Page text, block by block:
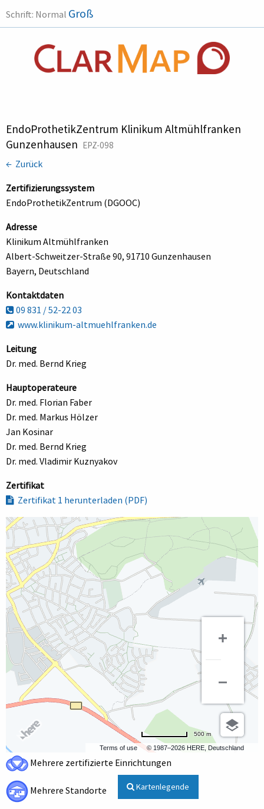
Schrift: Normal Groß
EndoProthetikZentrum Klinikum Altmühlfranken
Gunzenhausen EPZ-098
← Zurück
Zertifizierungssystem
EndoProthetikZentrum (DGOOC)
Adresse
Klinikum Altmühlfranken
Albert-Schweitzer-Straße 90, 91710 Gunzenhausen
Bayern, Deutschland
Kontaktdaten
09 831 / 52-22 03
www.klinikum-altmuehlfranken.de
Leitung
Dr. med. Bernd Krieg
Hauptoperateure
Dr. med. Florian Faber
Dr. med. Markus Hölzer
Jan Kosinar
Dr. med. Bernd Krieg
Dr. med. Vladimir Kuznyakov
Zertifikat
Zertifikat 1 herunterladen (PDF)
Terms of use © 1987–2026 HERE, Deutschland
500 m
Mehrere zertifizierte Einrichtungen
Mehrere Standorte Kartenlegende